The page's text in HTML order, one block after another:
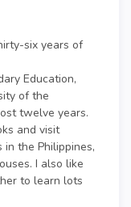
six years of
Education,
of the
twelve years.
and visit
the Philippines,
I also like
to learn lots